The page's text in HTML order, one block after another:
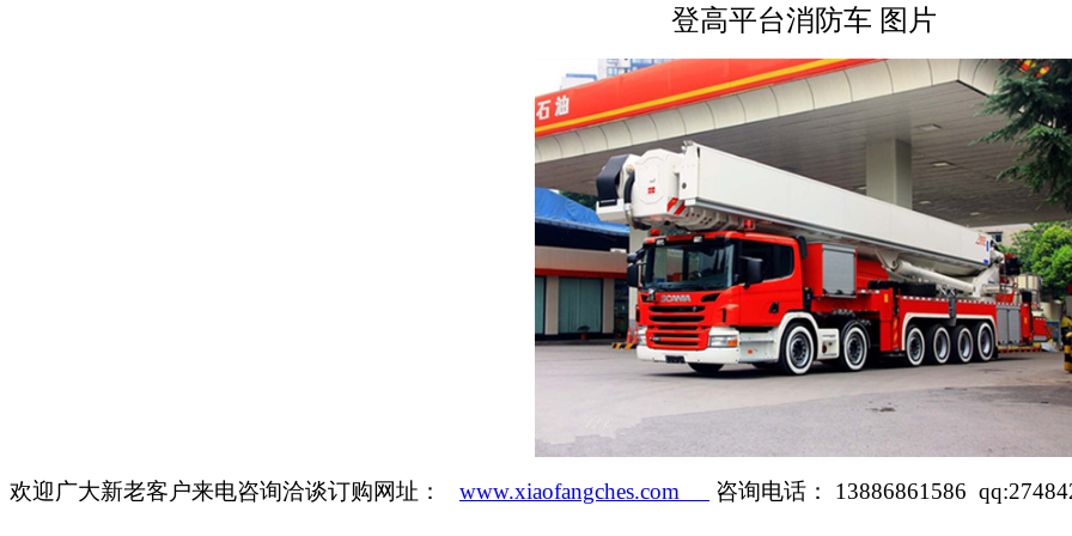
登高平台消防车 图片
欢迎广大新老客户来电咨询洽谈订购网址： www.xiaofangches.com 咨询电话： 13886861586